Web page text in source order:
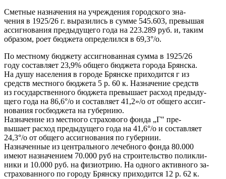
Сметные назначения на учреждения городского зна-
чения в 1925/26 г. выразились в сумме 545.603, превышая
ассигнования предыдущего года на 223.289 руб. и, таким
образом, роет бюджета определился в 69,3°/о.
По местному бюджету ассигнованная сумма в 1925/26
году составляет 23,9% общего бюджета города Брянска.
На душу населения в городе Брянске приходится г из
средств местного бюджета 5 р. 60 к. Назначение средств
из государственного бюджета превышает расход предыду-
щего года на 86,6°/o и составляет 41,2»/о от общего ассиг-
нования госбюджета на губернию.
Назначение из местного страхового фонда „Г" пре-
вышает расход предыдущего года на 41,6°/о и составляет
24,3°/о от общего ассигнования по губернии.
Назначенные из центрального лечебного фонда 80.000
имеют назначением 70.000 руб на строительство поликли-
ники и 10.000 руб. на физиотрию. На одного активного за-
страхованного по городу Брянску приходится 12 р. 62 к.